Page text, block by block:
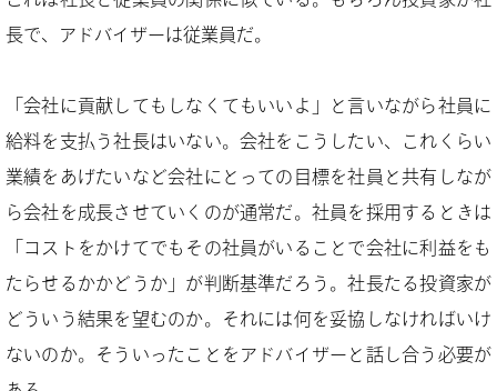
長で、アドバイザーは従業員だ。
「会社に貢献してもしなくてもいいよ」と言いながら社員に
給料を支払う社長はいない。会社をこうしたい、これくらい
業績をあげたいなど会社にとっての目標を社員と共有しなが
ら会社を成長させていくのが通常だ。社員を採用するときは
「コストをかけてでもその社員がいることで会社に利益をも
たらせるかかどうか」が判断基準だろう。社長たる投資家が
どういう結果を望むのか。それには何を妥協しなければいけ
ないのか。そういったことをアドバイザーと話し合う必要が